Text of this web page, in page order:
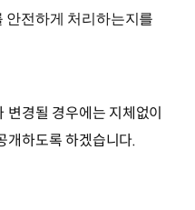
안전하게 처리하는지를
경될 경우에는 지체없이
개하도록 하겠습니다.